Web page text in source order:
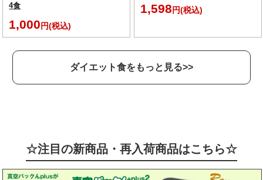
4食
1,000円(税込)
1,598円(税込)
ダイエット食をもっと見る>>
☆注目の新商品・再入荷商品はこちら☆